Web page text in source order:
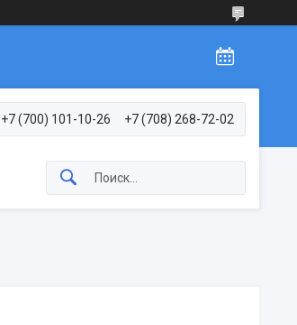
+7 (700) 101-10-26 +7 (708) 268-72-02